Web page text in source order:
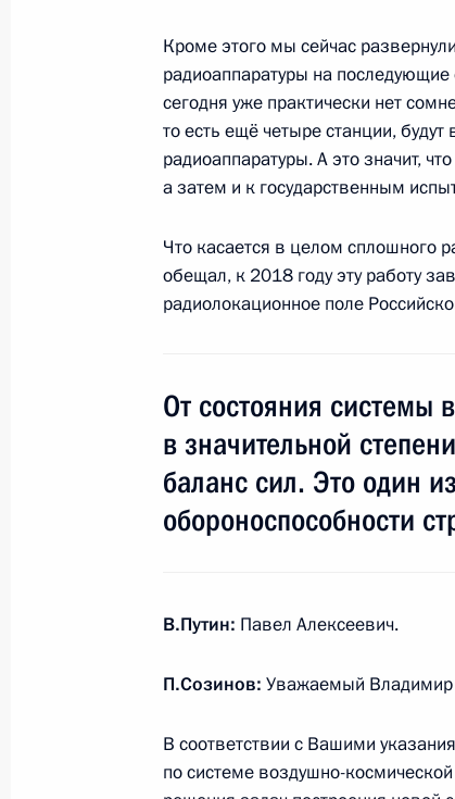
24 ноября 2013 года, 17:00
22 ноября 2013 года, пятница
Открытие чемпионата мира по
Пресс-конференция по итогам
высшего уровня между Россией
22 ноября 2013 года, 16:00 Санкт-
Заседание Совета
22 ноября 2013 года, 15:50 Санкт-
Кроме этого мы сейчас
радиоаппаратуры на
сегодня уже практически нет
то есть ещё четыре станции,
радиоаппаратуры. А это значит,
а затем и к государственным
Что касается в целом сплошного
обещал, к 2018 году эту работу
радиолокационное поле
От состояния системы
в значительной
баланс сил. Это один
обороноспособности
В.Путин: Павел Алексеевич.
П.Созинов: Уважаемый
В соответствии с Вашими
по системе воздушно-